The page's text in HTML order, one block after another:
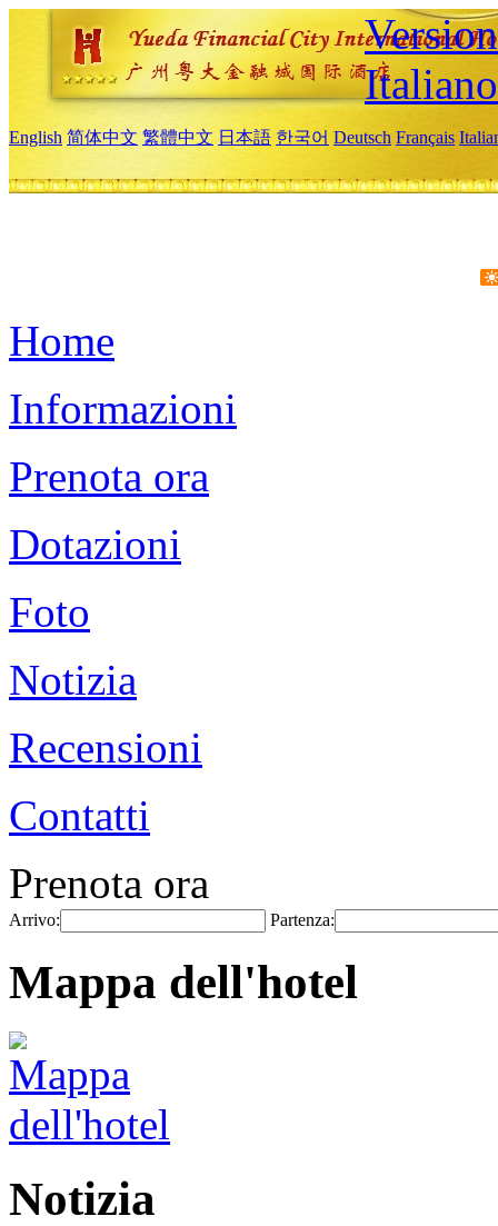
Italiano
English 简体中文 繁體中文 日本語 한국어 Deutsch Français
Home
Informazioni
Prenota ora
Dotazioni
Foto
Notizia
Recensioni
Contatti
Prenota ora
Arrivo: Partenza:
Mappa dell'hotel
Notizia